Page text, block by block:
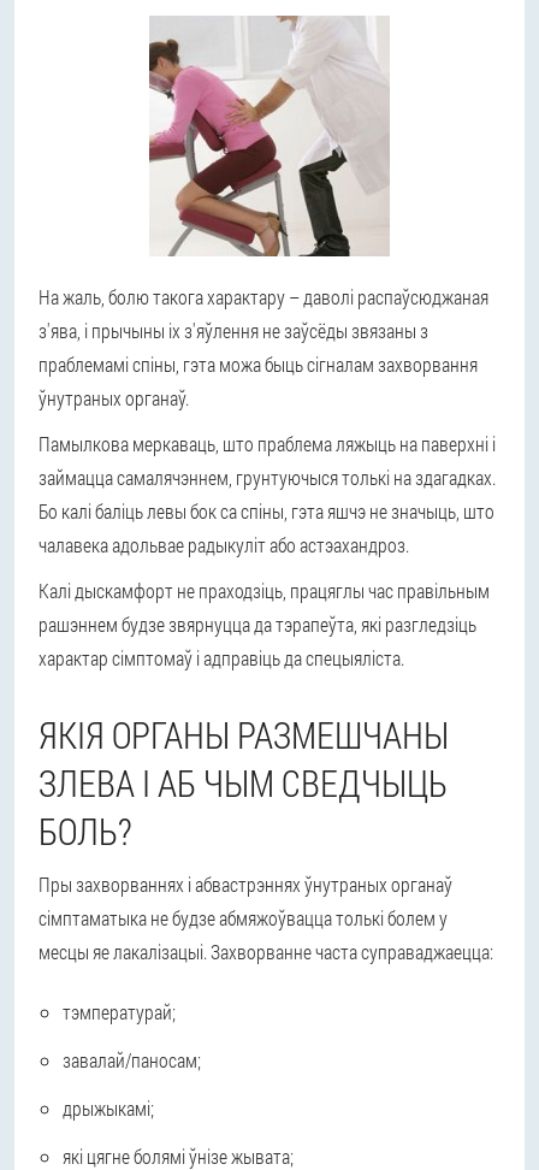
На жаль, болю такога характару – даволі распаўсюджаная
з'ява, і прычыны іх з'яўлення не заўсёды звязаны з
праблемамі спіны, гэта можа быць сігналам захворвання
ўнутраных органаў.
Памылкова меркаваць, што праблема ляжыць на паверхні і
займацца самалячэннем, грунтуючыся толькі на здагадках.
Бо калі баліць левы бок са спіны, гэта яшчэ не значыць, што
чалавека адольвае радыкуліт або астэахандроз.
Калі дыскамфорт не праходзіць, працяглы час правільным
рашэннем будзе звярнуцца да тэрапеўта, які разгледзіць
характар сімптомаў і адправіць да спецыяліста.
ЯКІЯ ОРГАНЫ РАЗМЕШЧАНЫ
ЗЛЕВА І АБ ЧЫМ СВЕДЧЫЦЬ
БОЛЬ?
Пры захворваннях і абвастрэннях ўнутраных органаў
сімптаматыка не будзе абмяжоўвацца толькі болем у
месцы яе лакалізацыі. Захворванне часта суправаджаецца:
тэмпературай;
завалай/паносам;
дрыжыкамі;
які цягне болямі ўнізе жывата;